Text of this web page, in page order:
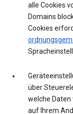
alle Cookies
Domains
Cookies
über
welche Daten
auf Ihrem